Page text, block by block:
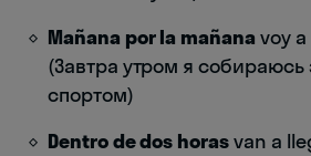
Mañana por la mañana voy
(Завтра утром я собираюсь
спортом)
Dentro de dos horasvan a